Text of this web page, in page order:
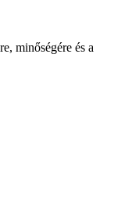
minőségére és a